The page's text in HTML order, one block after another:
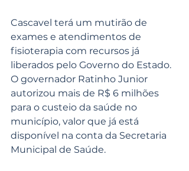
Cascavel terá um mutirão de
exames e atendimentos de
fisioterapia com recursos já
liberados pelo Governo do Estado.
O governador Ratinho Junior
autorizou mais de R$ 6 milhões
para o custeio da saúde no
município, valor que já está
disponível na conta da Secretaria
Municipal de Saúde.